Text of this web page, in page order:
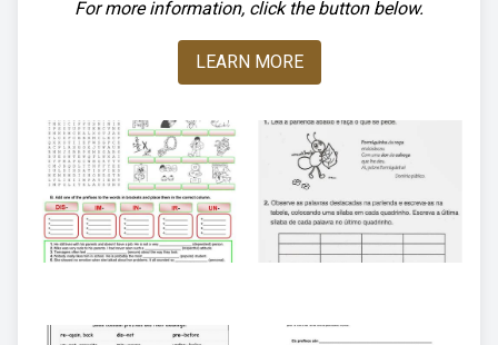
For more information, click the button below.
LEARN MORE